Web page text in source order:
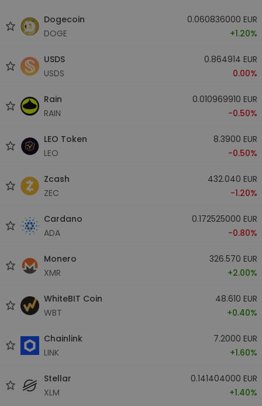
Dogecoin
DOGE
0.060836000 EUR
+1.20%
USDS
USDS
0.864914 EUR
0.00%
Rain
RAIN
0.010969910 EUR
-0.50%
LEO Token
LEO
8.3900 EUR
-0.50%
Zcash
ZEC
432.040 EUR
-1.20%
Cardano
ADA
0.172525000 EUR
-0.80%
Monero
XMR
326.570 EUR
+2.00%
WhiteBIT Coin
WBT
48.610 EUR
+0.40%
Chainlink
LINK
7.2000 EUR
+1.60%
Stellar
XLM
0.141404000 EUR
+1.40%